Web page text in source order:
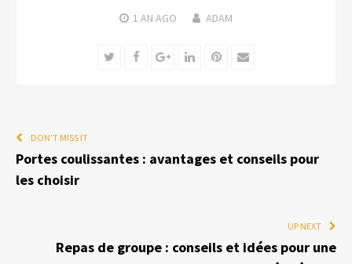
1 AN AGO ADAM
TwitterFacebookGoogle+LinkedInPinterest
Email
DON'T MISS IT
Portes coulissantes : avantages et conseils pour
les choisir
UP NEXT
Repas de groupe : conseils et idées pour une